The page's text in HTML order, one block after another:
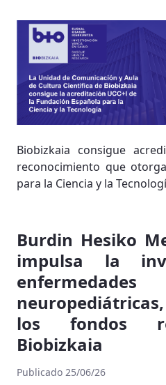
Biobizkaia consigue
reconocimiento que
para la Ciencia y la
Burdin Hesiko
impulsa la
los fondos
Biobizkaia
Publicado 25/06/26